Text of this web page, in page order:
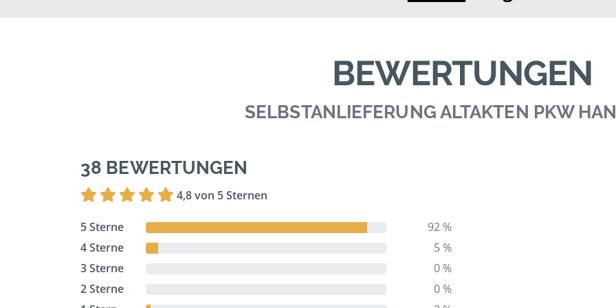
BEWERTUNGEN
SELBSTANLIEFERUNG ALTAKTEN PKW
38 BEWERTUNGEN
4,8 von 5 Sternen
5 Sterne
92 %
4 Sterne
5 %
3 Sterne
0 %
2 Sterne
0 %